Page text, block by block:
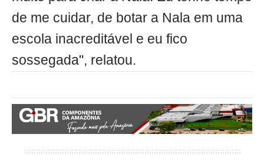
de me cuidar, de botar a Nala em uma
escola inacreditável e eu fico
sossegada", relatou.